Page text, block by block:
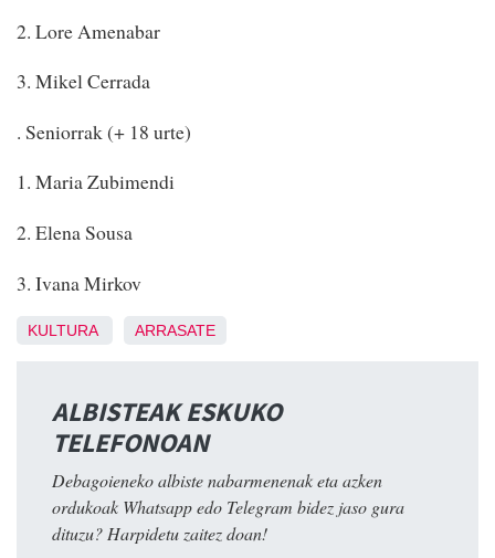
2. Lore Amenabar
3. Mikel Cerrada
. Seniorrak (+ 18 urte)
1. Maria Zubimendi
2. Elena Sousa
3. Ivana Mirkov
KULTURA ARRASATE
ALBISTEAK ESKUKO
TELEFONOAN
Debagoieneko albiste nabarmenenak eta azken
ordukoak Whatsapp edo Telegram bidez jaso gura
dituzu? Harpidetu zaitez doan!